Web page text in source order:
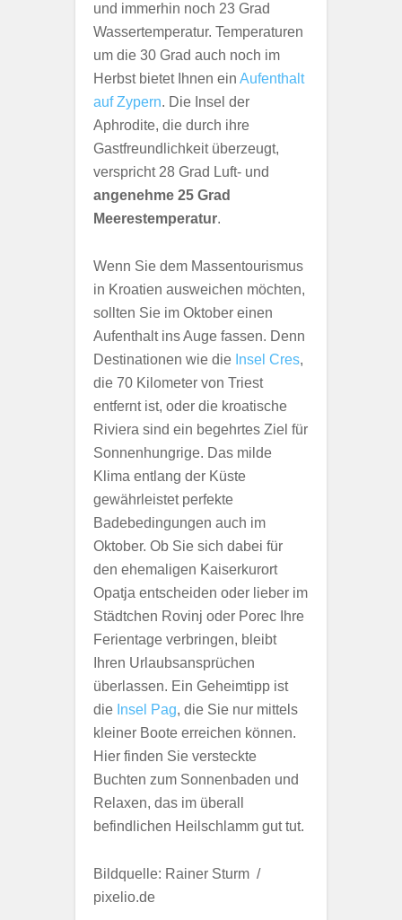
und immerhin noch 23 Grad
Wassertemperatur. Temperaturen
um die 30 Grad auch noch im
Herbst bietet Ihnen ein Aufenthalt
auf Zypern. Die Insel der
Aphrodite, die durch ihre
Gastfreundlichkeit überzeugt,
verspricht 28 Grad Luft- und
angenehme 25 Grad
Meerestemperatur.
Wenn Sie dem Massentourismus
in Kroatien ausweichen möchten,
sollten Sie im Oktober einen
Aufenthalt ins Auge fassen. Denn
Destinationen wie die Insel Cres,
die 70 Kilometer von Triest
entfernt ist, oder die kroatische
Riviera sind ein begehrtes Ziel für
Sonnenhungrige. Das milde
Klima entlang der Küste
gewährleistet perfekte
Badebedingungen auch im
Oktober. Ob Sie sich dabei für
den ehemaligen Kaiserkurort
Opatja entscheiden oder lieber im
Städtchen Rovinj oder Porec Ihre
Ferientage verbringen, bleibt
Ihren Urlaubsansprüchen
überlassen. Ein Geheimtipp ist
die Insel Pag, die Sie nur mittels
kleiner Boote erreichen können.
Hier finden Sie versteckte
Buchten zum Sonnenbaden und
Relaxen, das im überall
befindlichen Heilschlamm gut tut.
Bildquelle: Rainer Sturm /
pixelio.de